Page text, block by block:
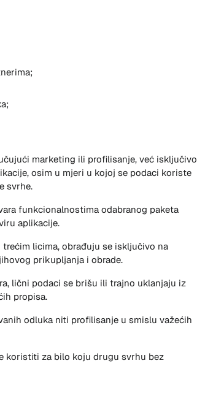
marketing ili profilisanje, već isključivo
osim u mjeri u kojoj se podaci koriste
svrhe.
funkcionalnostima odabranog paketa
aplikacije.
licima, obrađuju se isključivo na
prikupljanja i obrade.
lični podaci se brišu ili trajno uklanjaju iz
propisa.
odluka niti profilisanje u smislu važećih
koristiti za bilo koju drugu svrhu bez